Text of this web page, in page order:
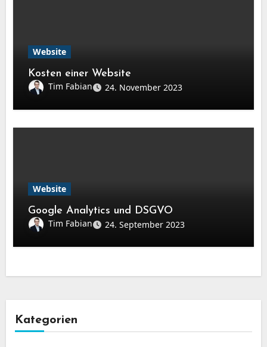
Website
Kosten einer Website
Tim Fabian
24. November 2023
Website
Google Analytics und DSGVO
Tim Fabian
24. September 2023
Kategorien